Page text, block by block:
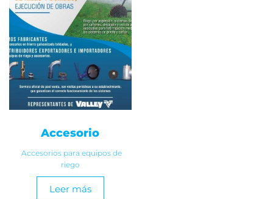
Accesorio
Accesorios para equipos de
riego
Leer más